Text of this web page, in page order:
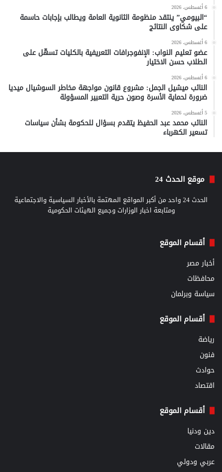
6 أغسطس، 2026
“البيومي” ينتقد منظومة الثانوية العامة ويطالب بإجابات حاسمة
على شكاوى النتائج
6 أغسطس، 2026
عضو تعليم النواب: الإنفوجرافات التعريفية بالكليات تسهّل على
الطلاب حسن الاختيار
6 أغسطس، 2026
النائب ميشيل الجمل: مشروع قانون مواجهة مخاطر السوشيال ميديا
ضرورة لحماية الأسرة وصون حرية التعبير المسؤولة
5 أغسطس، 2026
النائب محمد عبد الحفيظ يتقدم بسؤال للحكومة بشأن سياسات
تسعير الكهرباء
موقع الحدث 24
الحدث 24 واحد من أكبر المواقع المهتمة بالأخبار السياسية والاجتماعية
ومتابعة اخبار الوزارات وجميع الهيئات الحكومية
أقسام الموقع
أخبار مصر
محافظات
سياسة وبرلمان
أقسام الموقع
رياضة
فنون
حوادث
اقتصاد
أقسام الموقع
دين ودنيا
مقالات
عربي ودولي